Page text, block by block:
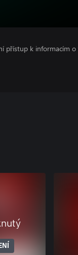
přístup k informacím o